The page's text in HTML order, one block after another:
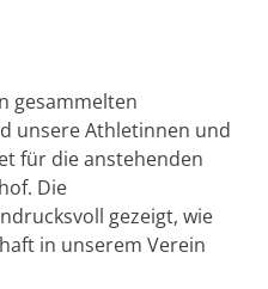
gesammelten
unsere Athletinnen und
für die anstehenden
Die
gezeigt, wie
in unserem Verein